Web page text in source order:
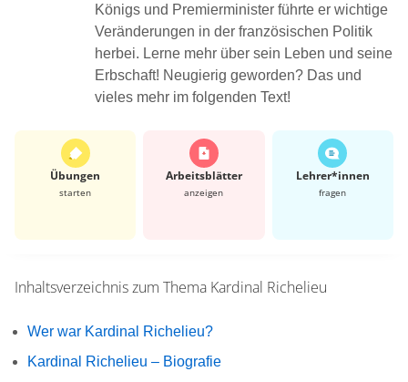
Königs und Premierminister führte er wichtige
Veränderungen in der französischen Politik
herbei. Lerne mehr über sein Leben und seine
Erbschaft! Neugierig geworden? Das und
vieles mehr im folgenden Text!
Übungen
starten
Arbeits­blätter
anzeigen
Lehrer*​innen
fragen
Inhaltsverzeichnis zum Thema Kardinal Richelieu
Wer war Kardinal Richelieu?
Kardinal Richelieu – Biografie